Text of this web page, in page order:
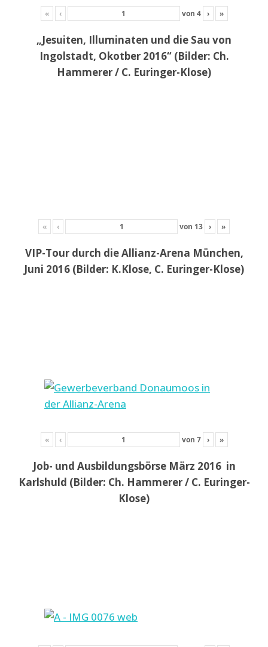
« ‹ von 4 › »
„Jesuiten, Illuminaten und die Sau von
Ingolstadt, Okotber 2016“ (Bilder: Ch.
Hammerer / C. Euringer-Klose)
« ‹ von 13 › »
VIP-Tour durch die Allianz-Arena München,
Juni 2016 (Bilder: K.Klose, C. Euringer-Klose)
« ‹ von 7 › »
Job- und Ausbildungsbörse März 2016 in
Karlshuld (Bilder: Ch. Hammerer / C. Euringer-
Klose)